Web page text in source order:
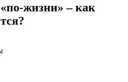
жизни» – как